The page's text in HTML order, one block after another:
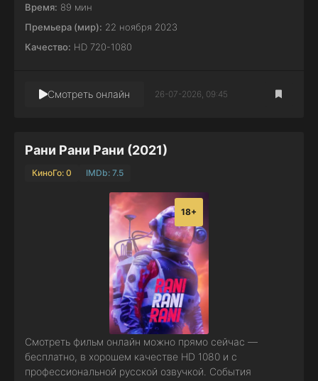
Время: 89 мин
Премьера (мир): 22 ноября 2023
Качество: HD 720-1080
Смотреть онлайн 26-07-2026, 09:45
Рани Рани Рани (2021)
КиноГо: 0 IMDb: 7.5
18+
Смотреть фильм онлайн можно прямо сейчас —
бесплатно, в хорошем качестве HD 1080 и с
профессиональной русской озвучкой. События